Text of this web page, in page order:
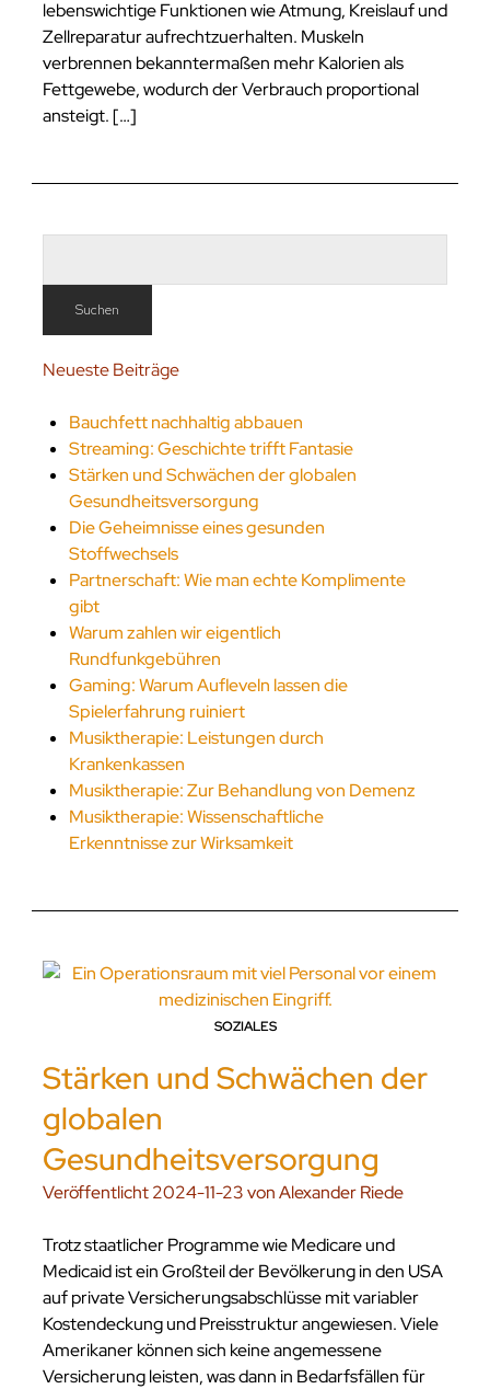
lebenswichtige Funktionen wie Atmung, Kreislauf und
Zellreparatur aufrechtzuerhalten. Muskeln
verbrennen bekanntermaßen mehr Kalorien als
Fettgewebe, wodurch der Verbrauch proportional
ansteigt. […]
Neueste Beiträge
Bauchfett nachhaltig abbauen
Streaming: Geschichte trifft Fantasie
Stärken und Schwächen der globalen
Gesundheitsversorgung
Die Geheimnisse eines gesunden
Stoffwechsels
Partnerschaft: Wie man echte Komplimente
gibt
Warum zahlen wir eigentlich
Rundfunkgebühren
Gaming: Warum Aufleveln lassen die
Spielerfahrung ruiniert
Musiktherapie: Leistungen durch
Krankenkassen
Musiktherapie: Zur Behandlung von Demenz
Musiktherapie: Wissenschaftliche
Erkenntnisse zur Wirksamkeit
SOZIALES
Stärken und Schwächen der
globalen
Gesundheitsversorgung
Veröffentlicht 2024-11-23 von Alexander Riede
Trotz staatlicher Programme wie Medicare und
Medicaid ist ein Großteil der Bevölkerung in den USA
auf private Versicherungsabschlüsse mit variabler
Kostendeckung und Preisstruktur angewiesen. Viele
Amerikaner können sich keine angemessene
Versicherung leisten, was dann in Bedarfsfällen für